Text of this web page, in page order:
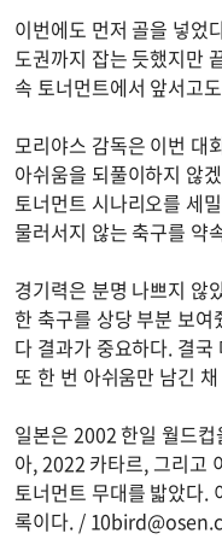
이번에도 먼저 골을 넣었
도권까지 잡는 듯했지만
속 토너먼트에서 앞서고
모리야스 감독은 이번 대
아쉬움을 되풀이하지 않
토너먼트 시나리오를 세
물러서지 않는 축구를 약
경기력은 분명 나쁘지 않
한 축구를 상당 부분 보
다 결과가 중요하다. 결
또 한 번 아쉬움만 남긴
일본은 2002 한일 월드
아, 2022 카타르, 그리고
토너먼트 무대를 밟았다.
록이다. /